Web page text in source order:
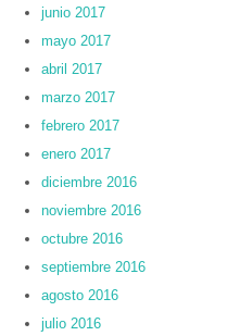
junio 2017
mayo 2017
abril 2017
marzo 2017
febrero 2017
enero 2017
diciembre 2016
noviembre 2016
octubre 2016
septiembre 2016
agosto 2016
julio 2016